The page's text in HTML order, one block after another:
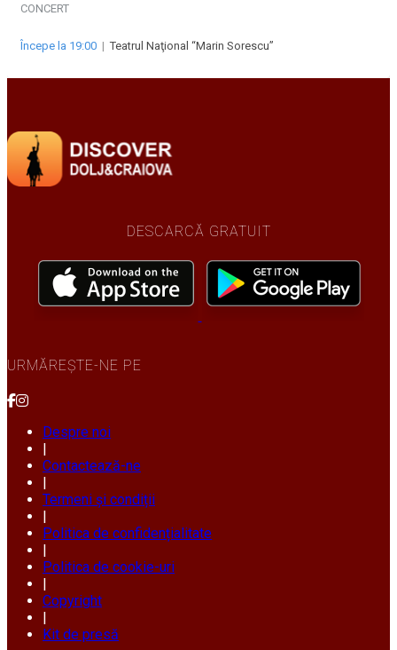
CONCERT
Începe la 19:00 |Teatrul Naţional “Marin Sorescu”
DESCARCĂ GRATUIT
URMĂREȘTE-NE PE
Despre noi
|
Contactează-ne
|
Termeni și condiții
|
Politica de confidențialitate
|
Politica de cookie-uri
|
Copyright
|
Kit de presă